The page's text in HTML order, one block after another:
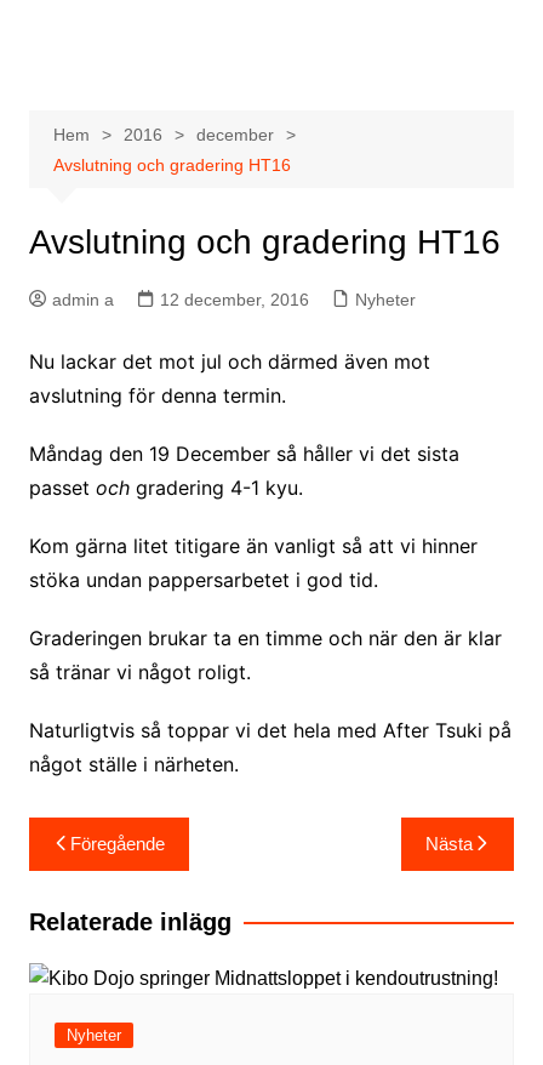
Hem 2016
december
Avslutning och gradering HT16
Avslutning och gradering HT16
admin a 12 december, 2016 Nyheter
Nu lackar det mot jul och därmed även mot
avslutning för denna termin.
Måndag den 19 December så håller vi det sista
passet ochgradering 4-1 kyu.
Kom gärna litet titigare än vanligt så att vi hinner
stöka undan pappersarbetet i god tid.
Graderingen brukar ta en timme och när den är klar
så tränar vi något roligt.
Naturligtvis så toppar vi det hela med After Tsuki på
något ställe i närheten.
Inläggsnavigering
Föregående Nästa
Relaterade inlägg
Nyheter